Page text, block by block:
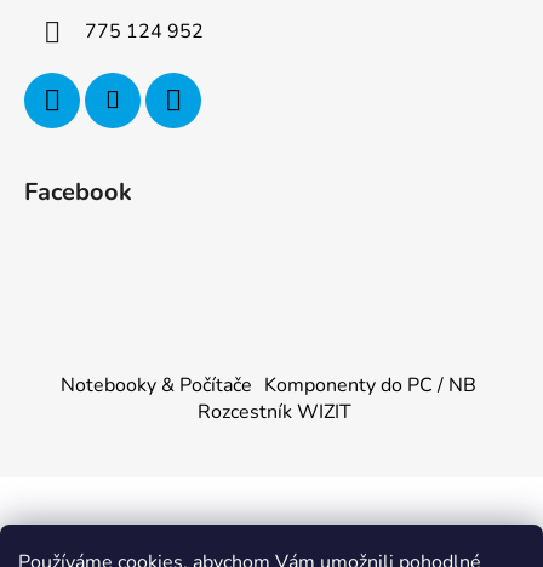
775 124 952
Facebook
Notebooky & Počítače Komponenty do PC / NB
Rozcestník WIZIT